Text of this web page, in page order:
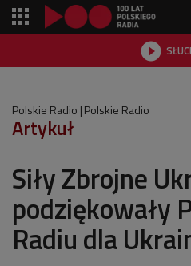

Polskie Radio Polskie Radio
Artykuł
Siły Zbrojne
podziękowały
Radiu dla